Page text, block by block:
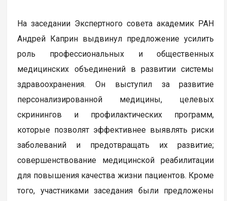
На заседании Экспертного совета академик РАН
Андрей Каприн выдвинул предложение усилить
роль профессиональных и общественных
медицинских объединений в развитии системы
здравоохранения. Он выступил за развитие
персонализированной медицины, целевых
скринингов и профилактических программ,
которые позволят эффективнее выявлять риски
заболеваний и предотвращать их развитие;
совершенствование медицинской реабилитации
для повышения качества жизни пациентов. Кроме
того, участниками заседания были предложены